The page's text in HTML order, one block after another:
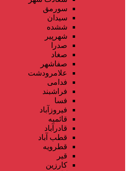
سورمق
سیدان
ششده
شهرپیر
صدرا
صغاد
صفاشهر
علامرودشت
فدامی
فراشبند
فسا
فیروزآباد
قائمیه
قادرآباد
قطب آباد
قطرویه
قیر
کارزین